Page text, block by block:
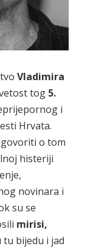
Vladimira
tog 5.
i
Hrvata.
o tom
histeriji
novinara i
su se
mirisi,
tu bijedu i jad